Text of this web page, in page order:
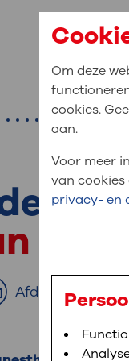
bent
Bloedafname,
In
het u
1 of
Afdrukken
Om deze
cookies.
aan.
Voor meer
van cookies
privacy- en